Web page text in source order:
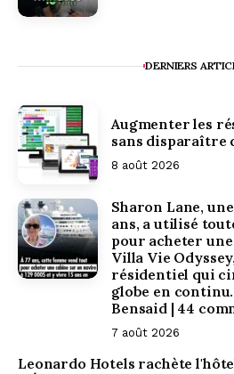
DERNIERS
Augmenter les
sans disparaître
8 août 2026
Sharon Lane,
ans, a utilisé
pour acheter
Villa Vie
résidentiel qui
globe en
Bensaid | 44
7 août 2026
Leonardo Hotels rachète